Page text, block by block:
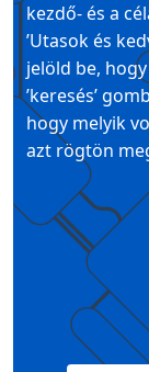
kezdő- és a
’Utasok és
jelöld be,
’keresés’
hogy melyik
azt rögtön